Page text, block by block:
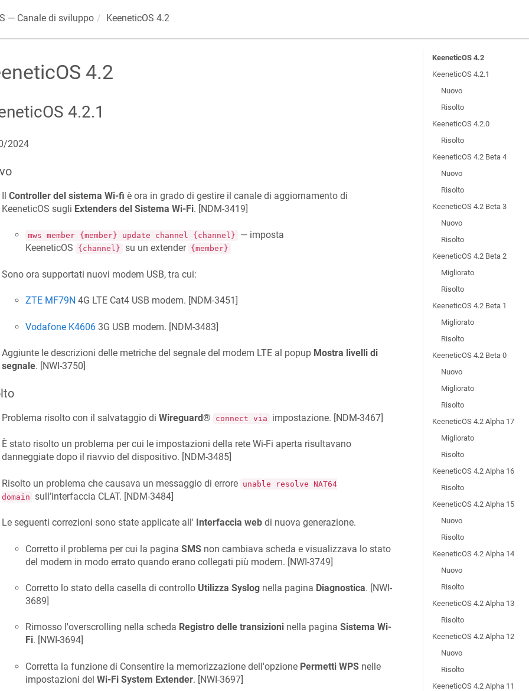
— Canale di sviluppo KeeneticOS 4.2
4.2
4.2.1
2024
Il Controller del sistema Wi-fi è ora in grado di gestire il canale di aggiornamento di
KeeneticOS sugli Extenders del Sistema Wi-Fi. [NDM-3419]
mws member {member} update channel {channel}
— imposta
KeeneticOS
{channel} su un extender {member}
Sono ora supportati nuovi modem USB, tra cui:
ZTE MF79N 4G LTE Cat4 USB modem. [NDM-3451 ]
Vodafone K46063G USB modem. [NDM-3483]
Aggiunte le descrizioni delle metriche del segnale del modem LTE al popup Mostra livelli di
segnale. [NWI-3750]
Problema risolto con il salvataggio di Wireguard® connect via impostazione. [NDM-3467]
È stato risolto un problema per cui le impostazioni della rete Wi-Fi aperta risultavano
danneggiate dopo il riavvio del dispositivo. [NDM-3485]
Risolto un problema che causava un messaggio di errore unable resolve NAT64
domain sull’interfaccia CLAT. [NDM-3484]
Le seguenti correzioni sono state applicate all' Interfaccia webdi nuova generazione.
Corretto il problema per cui la pagina SMSnon cambiava scheda e visualizzava lo stato
del modem in modo errato quando erano collegati più modem. [NWI-3749]
Corretto lo stato della casella di controllo Utilizza Syslognella pagina Diagnostica. [NWI-
3689]
Rimosso l'overscrolling nella scheda Registro delle transizioninella pagina Sistema Wi-
Fi. [NWI-3694]
Corretta la funzione di Consentire la memorizzazione dell'opzione Permetti WPSnelle
impostazioni del Wi-Fi System Extender. [NWI-3697]
KeeneticOS 4.2
KeeneticOS 4.2.1
Nuovo
Risolto
KeeneticOS 4.2.0
Risolto
KeeneticOS 4.2 Beta 4
Nuovo
Risolto
KeeneticOS 4.2 Beta 3
Nuovo
Risolto
KeeneticOS 4.2 Beta 2
Migliorato
Risolto
KeeneticOS 4.2 Beta 1
Migliorato
Risolto
KeeneticOS 4.2 Beta 0
Nuovo
Migliorato
Risolto
KeeneticOS 4.2 Alpha 17
Migliorato
Risolto
KeeneticOS 4.2 Alpha 16
Risolto
KeeneticOS 4.2 Alpha 15
Nuovo
Risolto
KeeneticOS 4.2 Alpha 14
Nuovo
Risolto
KeeneticOS 4.2 Alpha 13
Risolto
KeeneticOS 4.2 Alpha 12
Nuovo
Risolto
KeeneticOS 4.2 Alpha 11